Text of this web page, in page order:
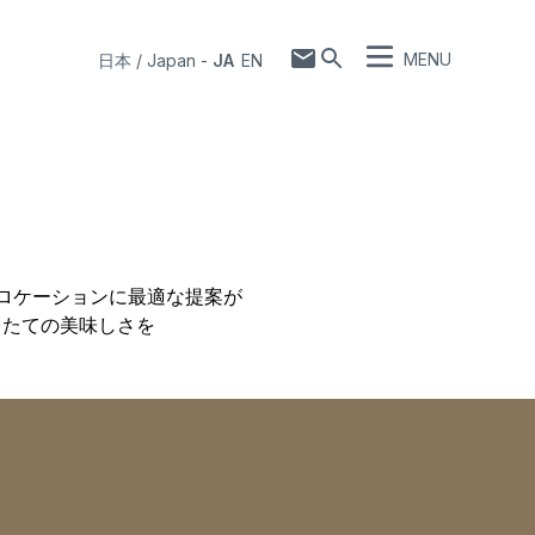
日本 / Japan - JA EN MENU
ケーションに最適な提案が
ての美味しさを